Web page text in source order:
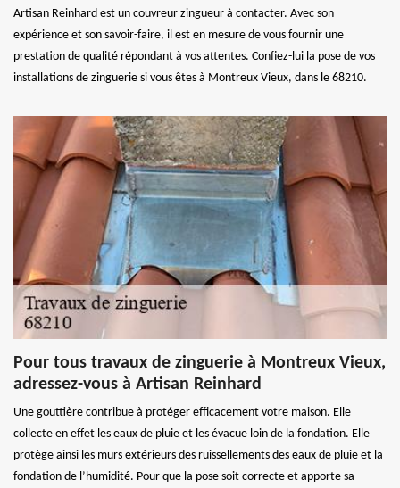
Artisan Reinhard est un couvreur zingueur à contacter. Avec son
expérience et son savoir-faire, il est en mesure de vous fournir une
prestation de qualité répondant à vos attentes. Confiez-lui la pose de vos
installations de zinguerie si vous êtes à Montreux Vieux, dans le 68210.
Pour tous travaux de zinguerie à Montreux Vieux,
adressez-vous à Artisan Reinhard
Une gouttière contribue à protéger efficacement votre maison. Elle
collecte en effet les eaux de pluie et les évacue loin de la fondation. Elle
protège ainsi les murs extérieurs des ruissellements des eaux de pluie et la
fondation de l’humidité. Pour que la pose soit correcte et apporte sa